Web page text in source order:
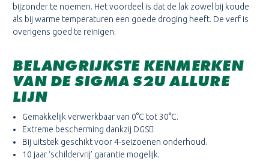
bijzonder te noemen. Het voordeel is dat de lak zowel bij koude
als bij warme temperaturen een goede droging heeft. De verf is
overigens goed te reinigen.
BELANGRIJKSTE KENMERKEN
VAN DE SIGMA S2U ALLURE
LIJN
Gemakkelijk verwerkbaar van 0°C tot 30°C.
Extreme bescherming dankzij DGS
Bij uitstek geschikt voor 4-seizoenen onderhoud.
10 jaar ‘schildervrij’ garantie mogelijk.